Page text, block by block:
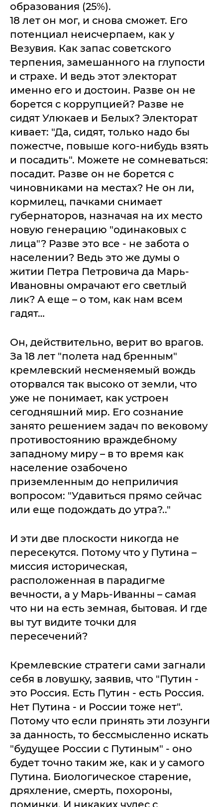
образования (25%).
18 лет он мог, и снова сможет. Его
потенциал неисчерпаем, как у
Везувия. Как запас советского
терпения, замешанного на глупости
и страхе. И ведь этот электорат
именно его и достоин. Разве он не
борется с коррупцией? Разве не
сидят Улюкаев и Белых? Электорат
кивает: "Да, сидят, только надо бы
пожестче, повыше кого-нибудь взять
и посадить". Можете не сомневаться:
посадит. Разве он не борется с
чиновниками на местах? Не он ли,
кормилец, пачками снимает
губернаторов, назначая на их место
новую генерацию "одинаковых с
лица"? Разве это все - не забота о
населении? Ведь это же думы о
житии Петра Петровича да Марь-
Ивановны омрачают его светлый
лик? А еще – о том, как нам всем
гадят…
Он, действительно, верит во врагов.
За 18 лет "полета над бренным"
кремлевский несменяемый вождь
оторвался так высоко от земли, что
уже не понимает, как устроен
сегодняшний мир. Его сознание
занято решением задач по вековому
противостоянию враждебному
западному миру – в то время как
население озабочено
приземленным до неприличия
вопросом: "Удавиться прямо сейчас
или еще подождать до утра?.."
И эти две плоскости никогда не
пересекутся. Потому что у Путина –
миссия историческая,
расположенная в парадигме
вечности, а у Марь-Иванны – самая
что ни на есть земная, бытовая. И где
вы тут видите точки для
пересечений?
Кремлевские стратеги сами загнали
себя в ловушку, заявив, что "Путин -
это Россия. Есть Путин - есть Россия.
Нет Путина - и России тоже нет".
Потому что если принять эти лозунги
за данность, то бессмысленно искать
"будущее России с Путиным" - оно
будет точно таким же, как и у самого
Путина. Биологическое старение,
дряхление, смерть, похороны,
поминки. И никаких чудес с